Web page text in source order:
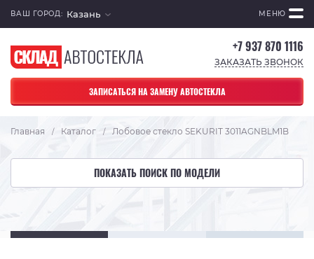
ВАШ ГОРОД: Казань МЕНЮ
+7 937 870 1116
ЗАКАЗАТЬ ЗВОНОК
ЗАПИСАТЬСЯ НА ЗАМЕНУ АВТОСТЕКЛА
Главная / Каталог / Лобовое стекло SEKURIT 3011AGNBLM1B
ПОКАЗАТЬ ПОИСК ПО МОДЕЛИ